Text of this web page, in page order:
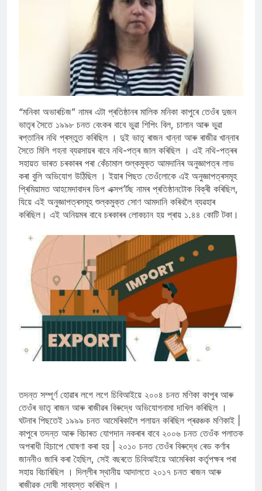
“মনিকা অভাৰচিজ” নামৰ এটা প্ৰতিষ্ঠানৰ মালিক মনিকা কাপুৰে তেওঁৰ দুজন
ভাতৃৰ সৈতে ১৯৯৮ চনত বেংকৰ বাবে ভুৱা শিপিং বিল, চালান আৰু ভুৱা
ৰপ্তানিৰ নথি প্ৰস্তুত কৰিছিল । দুই ভাতৃ ৰাজন খান্না আৰু ৰাজীৱ খান্নাৰ
সৈতে মিলি গহনা ব্যৱসায়ৰ বাবে নথি-পত্ৰ জাল কৰিছিল । এই নথি-পত্ৰৰ
সহায়ত ভাৰত চৰকাৰৰ পৰা কেঁচামাল শুল্কমুক্ত আমদানিৰ অনুজ্ঞাপত্ৰ লাভ
কৰা বুলি অভিযোগ উঠিছিল । ইয়াৰ পিছত তেওঁলোকে এই অনুজ্ঞাপত্ৰসমূহ
প্ৰিমিয়ামত আহমেদাবাদৰ ডিপ এক্সপ’ৰ্টছ নামৰ প্ৰতিষ্ঠানটোক বিক্ৰী কৰিছিল,
যিয়ে এই অনুজ্ঞাপত্ৰসমূহ শুল্কমুক্ত সোণ আমদানি কৰিবলৈ ব্যৱহাৰ
কৰিছিল। এই অনিয়মৰ বাবে চৰকাৰৰ লোকচান হয় প্ৰায় ১.৪৪ কোটি টকা।
তদন্ত সম্পূৰ্ণ হোৱাৰ লগে লগে চিবিআইয়ে ২০০৪ চনত মণিকা কাপুৰ আৰু
তেওঁৰ ভাতৃ ৰাজন আৰু ৰাজীৱৰ বিৰুদ্ধে অভিযোগনামা দাখিল কৰিছিল ।
ঘটনাৰ পিছতেই ১৯৯৯ চনত আমেৰিকালৈ পলায়ন কৰিছিল প্ৰৱঞ্চক মণিকাই |
কাপুৰে তদন্ত আৰু বিচাৰত যোগদান নকৰাৰ বাবে ২০০৬ চনত তেওঁক পলাতক
অপৰাধী হিচাপে ঘোষণা কৰা হয় | ২০১০ চনত তেওঁৰ বিৰুদ্ধে ৰেড কৰ্ণাৰ
জাননীও জাৰি কৰা হৈছিল, সেই বছৰতে চিবিআইয়ে আমেৰিকা কৰ্তৃপক্ষৰ পৰা
সহায় বিচাৰিছিল । দিল্লীৰ স্থানীয় আদালতে ২০১৭ চনত ৰাজন আৰু
ৰাজীৱক দোষী সাব্যস্ত কৰিছিল ।